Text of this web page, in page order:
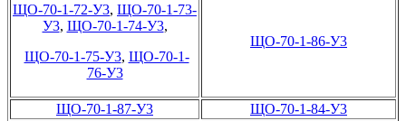
ЩО-70-1-72-У3, ЩО-70-1-73-
У3, ЩО-70-1-74-У3,
ЩО-70-1-75-У3, ЩО-70-1-
76-У3
ЩО-70-1-86-У3
ЩО-70-1-87-У3
ЩО-70-1-84-У3